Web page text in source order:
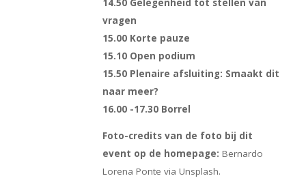
vragen
15.00 Korte pauze
15.10 Open podium
15.50 Plenaire afsluiting: Smaakt dit
naar meer?
16.00 -17.30 Borrel
Foto-credits van de foto bij dit
event op de homepage: Bernardo
Lorena Ponte via Unsplash.